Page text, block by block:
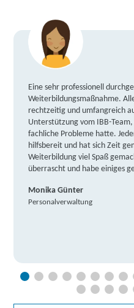
Eine sehr professionell
Weiterbildungsmaßnahme.
rechtzeitig und umfangreich
Unterstützung vom IBB-
fachliche Probleme hatte.
hilfsbereit und hat sich Zeit
Weiterbildung viel Spaß
überrascht und habe einiges
Monika Günter
Personalverwaltung